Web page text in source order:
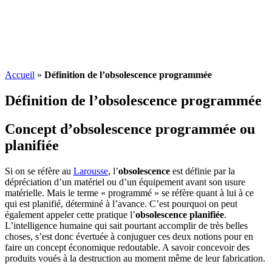
Accueil » Définition de l’obsolescence programmée
Définition de l’obsolescence programmée
Concept d’obsolescence programmée ou
planifiée
Si on se réfère au Larousse, l’obsolescence est définie par la
dépréciation d’un matériel ou d’un équipement avant son usure
matérielle. Mais le terme « programmé » se réfère quant à lui à ce
qui est planifié, déterminé à l’avance. C’est pourquoi on peut
également appeler cette pratique l’obsolescence planifiée.
L’intelligence humaine qui sait pourtant accomplir de très belles
choses, s’est donc évertuée à conjuguer ces deux notions pour en
faire un concept économique redoutable. A savoir concevoir des
produits voués à la destruction au moment même de leur fabrication.